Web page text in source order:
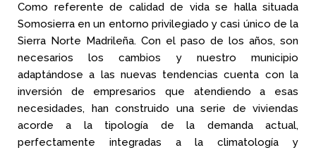
Como referente de calidad de vida se halla situada
Somosierra en un entorno privilegiado y casi único de la
Sierra Norte Madrileña. Con el paso de los años, son
necesarios los cambios y nuestro municipio
adaptándose a las nuevas tendencias cuenta con la
inversión de empresarios que atendiendo a esas
necesidades, han construido una serie de viviendas
acorde a la tipología de la demanda actual,
perfectamente integradas a la climatología y